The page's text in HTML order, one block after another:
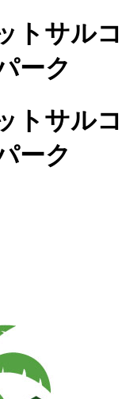
トサル
ーク
トサル
ーク